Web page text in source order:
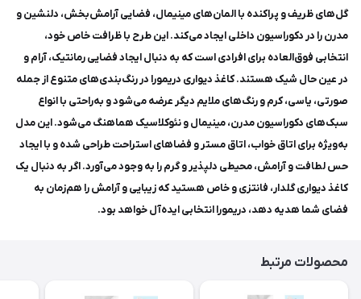
گل‌های ظریف و پراکنده با المان‌های مینیمال، فضایی آرامش‌بخش، دلنشین و
مدرن را در دکوراسیون داخلی ایجاد می‌کند. این طرح با ظرافت خاص خود،
انتخابی فوق‌العاده برای افرادی است که به دنبال ایجاد فضایی رمانتیک، آرام و
در عین حال شیک هستند. کاغذ دیواری دریمورا در رنگ‌بندی‌های متنوع از جمله
صورتی، یاسی، کرم و رنگ‌های ملایم دیگر عرضه می‌شود و به‌راحتی با انواع
سبک‌های دکوراسیون مدرن، مینیمال و نئوکلاسیک هماهنگ می‌شود. این مدل
به‌ویژه برای اتاق خواب، اتاق مستر و فضاهای استراحت طراحی شده و با ایجاد
حس لطافت و آرامش، محیطی دلپذیر و گرم را به وجود می‌آورد. اگر به دنبال یک
کاغذ دیواری گلدار، فانتزی و خاص هستید که زیبایی و آرامش را هم‌زمان به
فضای شما هدیه دهد، دریمورا انتخابی ایده‌آل خواهد بود.
محصولات مرتبط